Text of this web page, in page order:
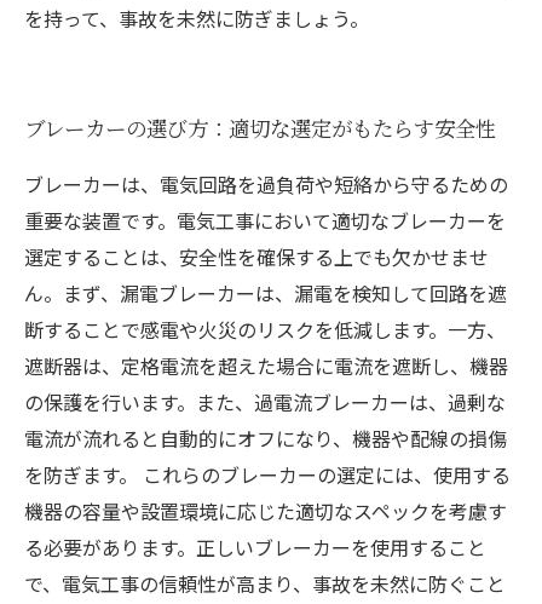
を持って、事故を未然に防ぎましょう。
ブレーカーの選び方：適切な選定がもたらす安全性
ブレーカーは、電気回路を過負荷や短絡から守るための
重要な装置です。電気工事において適切なブレーカーを
選定することは、安全性を確保する上でも欠かせませ
ん。まず、漏電ブレーカーは、漏電を検知して回路を遮
断することで感電や火災のリスクを低減します。一方、
遮断器は、定格電流を超えた場合に電流を遮断し、機器
の保護を行います。また、過電流ブレーカーは、過剰な
電流が流れると自動的にオフになり、機器や配線の損傷
を防ぎます。 これらのブレーカーの選定には、使用する
機器の容量や設置環境に応じた適切なスペックを考慮す
る必要があります。正しいブレーカーを使用すること
で、電気工事の信頼性が高まり、事故を未然に防ぐこと